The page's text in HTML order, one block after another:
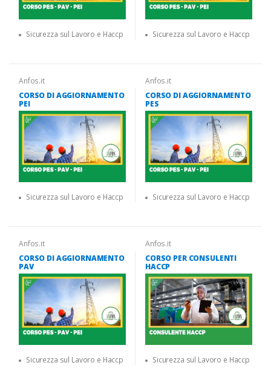
Sicurezza sul Lavoro e Haccp Sicurezza sul Lavoro e Haccp
Anfos.it
CORSO DI AGGIORNAMENTO
PEI
Sicurezza sul Lavoro e Haccp
Anfos.it
CORSO DI AGGIORNAMENTO
PES
Sicurezza sul Lavoro e Haccp
Anfos.it
CORSO DI AGGIORNAMENTO
PAV
Sicurezza sul Lavoro e Haccp
Anfos.it
CORSO PER CONSULENTI
HACCP
Sicurezza sul Lavoro e Haccp